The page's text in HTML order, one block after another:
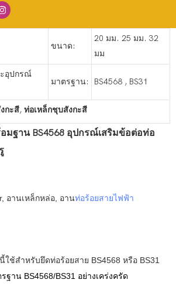
ขนาด:
20 มม. 25 มม. 32
มม
อุปกรณ์
มาตรฐาน: BS4568 , BS31
กะสี, ท่อเหล็กชุบสังกะสี
มฐาน BS4568 อุปกรณ์เสริมข้อต่อท่อ
อานเหล็กหล่อ, อานท่อร้อยสายไฟฟ้า
ใช้สำหรับยึดท่อร้อยสาย BS4568 หรือ BS31
าน BS4568/BS31 อย่างเคร่งครัด